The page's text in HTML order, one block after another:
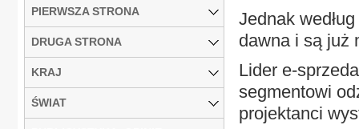
Jednak
dawna i są już
Lider e-
segmentowi
projektanci
PIERWSZA STRONA
DRUGA STRONA
KRAJ
ŚWIAT